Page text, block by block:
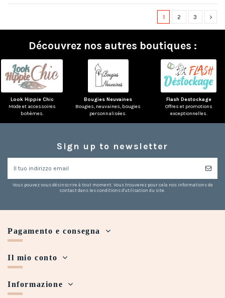
1 2 3
Découvrez nos autres boutiques :
Look Hippie Chic
Mode et accessoires
bohèmes.
Bougies Neuvaines
Bougies, neuvaines, bougies
personnalisées.
Flash Destockage
Offres et promotions
exceptionnelles.
Sign up to newsletter
Vous pouvez vous désinscrire à tout moment. Vous trouverez pour cela nos informations de
contact dans les conditions d'utilisation du site.
Pagamento e consegna
Il mio conto
Informazione